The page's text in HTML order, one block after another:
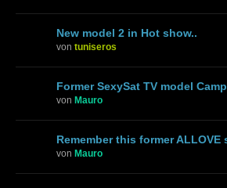
New model 2 in Hot show..
von tuniseros
Former SexySat TV model
von Mauro
Remember this former ALLOVE
von Mauro